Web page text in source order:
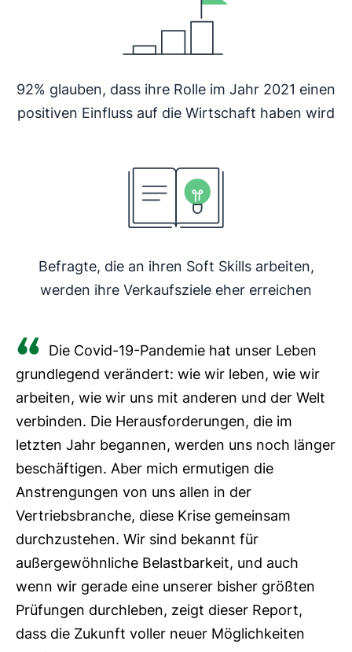
92% glauben, dass ihre Rolle im Jahr 2021 einen
positiven Einfluss auf die Wirtschaft haben wird
Befragte, die an ihren Soft Skills arbeiten,
werden ihre Verkaufsziele eher erreichen
Die Covid-19-Pandemie hat unser Leben
grundlegend verändert: wie wir leben, wie wir
arbeiten, wie wir uns mit anderen und der Welt
verbinden. Die Herausforderungen, die im
letzten Jahr begannen, werden uns noch länger
beschäftigen. Aber mich ermutigen die
Anstrengungen von uns allen in der
Vertriebsbranche, diese Krise gemeinsam
durchzustehen. Wir sind bekannt für
außergewöhnliche Belastbarkeit, und auch
wenn wir gerade eine unserer bisher größten
Prüfungen durchleben, zeigt dieser Report,
dass die Zukunft voller neuer Möglichkeiten